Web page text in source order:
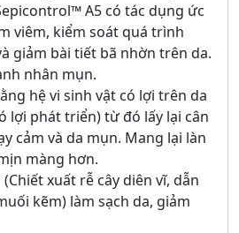
A5 có tác dụng ức
viêm, kiểm soát quá trình
giảm bài tiết bã nhờn trên da.
nhân mụn.
hệ vi sinh vật có lợi trên da
lợi phát triển) từ đó lấy lại cân
cảm và da mụn. Mang lại làn
màng hơn.
xuất rễ cây diên vĩ, dẫn
kẽm) làm sạch da, giảm